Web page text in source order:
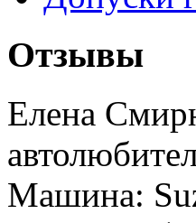
Отзывы
Елена
Машина: